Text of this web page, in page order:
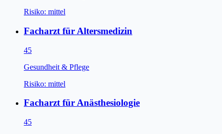
Risiko: mittel
Facharzt für Altersmedizin
45
Gesundheit & Pflege
Risiko: mittel
Facharzt für Anästhesiologie
45